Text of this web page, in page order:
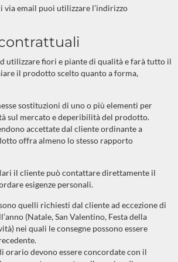
via email puoi utilizzare l’indirizzo
utilizzare fiori e piante di qualità e farà tutto il
il prodotto scelto quanto a forma,
sostituzioni di uno o più elementi per
sul mercato e deperibilità del prodotto.
accettate dal cliente ordinante a
offra almeno lo stesso rapporto
il cliente può contattare direttamente il
esigenze personali.
quelli richiesti dal cliente ad eccezione di
(Natale, San Valentino, Festa della
nei quali le consegne possono essere
orario devono essere concordate con il